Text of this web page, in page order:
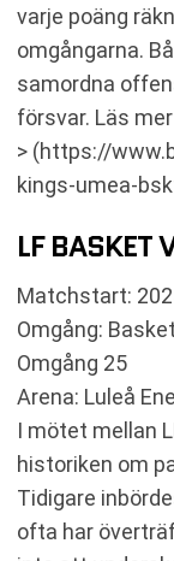
varje poäng
omgångarna.
samordna
försvar. Läs
> (https://
kings-umea-
LF BASKET
Matchstart:
Omgång:
Omgång 25
Arena: Luleå
I mötet mellan
historiken om
Tidigare
ofta har